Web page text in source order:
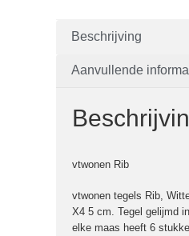
Beschrijving
Aanvullende
vtwonen Rib
vtwonen tegels Rib,
X4 5 cm. Tegel gelijmd
elke maas heeft 6